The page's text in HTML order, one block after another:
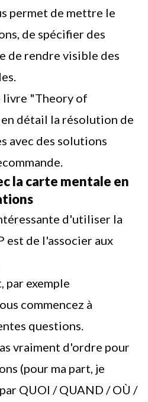
permet de mettre le
de spécifier des
de rendre visible des
livre "Theory of
détail la résolution de
avec des solutions
la carte mentale en
d'utiliser la
est de l'associer aux
par exemple
commencez à
questions.
vraiment d'ordre pour
(pour ma part, je
QUOI / QUAND / OÙ /